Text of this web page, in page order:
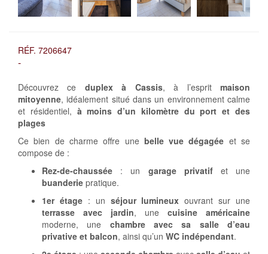
RÉF. 7206647
-
Découvrez ce duplex à Cassis, à l’espritmaison
mitoyenne, idéalement situé dans un environnement calme
et résidentiel, à moins d’un kilomètre du port et des
plages
Ce bien de charme offre une belle vue dégagée et se
compose de :
Rez-de-chaussée : un garage privatifet une
buanderie pratique.
1er étage: un séjour lumineux ouvrant sur une
terrasse avec jardin, une cuisine américaine
moderne, une chambre avec sa salle d’eau
privative et balcon, ainsi qu’un WC indépendant.